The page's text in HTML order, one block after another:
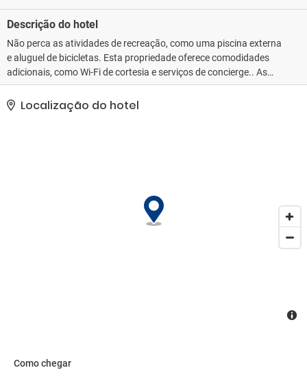
Descrição do hotel
Não perca as atividades de recreação, como uma piscina externa
e aluguel de bicicletas. Esta propriedade oferece comodidades
adicionais, como Wi-Fi de cortesia e serviços de concierge.. As
comodidades presentes incluem serviço de limusine/carro
disponível, serviço de lavanderia e lavagem a seco e balcão de
recepção 24 horas. Estacionamento grátis sem manobrista está
Localização do hotel
Como chegar